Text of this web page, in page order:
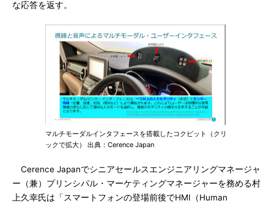
な応答を返す。
マルチモーダルインタフェースを搭載したコクピット（クリ
ックで拡大） 出典：Cerence Japan
Cerence Japanでシニアセールスエンジニアリングマネージャ
ー（兼）プリンシパル・マーケティングマネージャーを務める村
上久幸氏は「スマートフォンの登場前後でHMI（Human